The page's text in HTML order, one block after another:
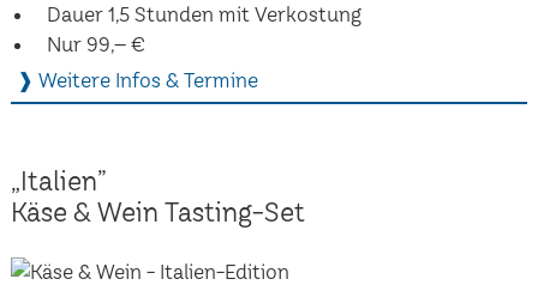
Dauer 1,5 Stunden mit Verkostung
Nur 99,– €
❱ Weitere Infos & Termine
„Italien”
Käse & Wein Tasting-Set